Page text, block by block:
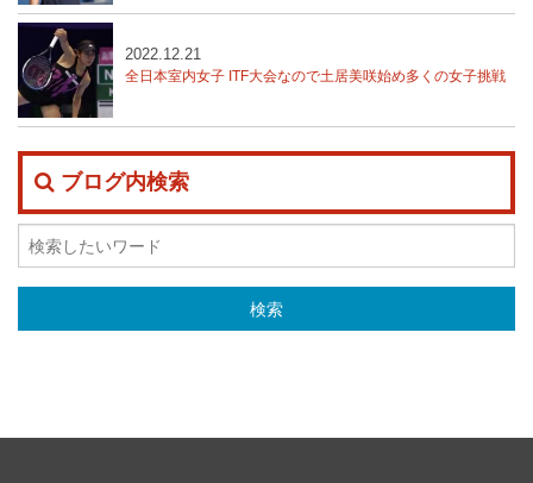
全日本室内女子 ITF大会なので土居美咲始め多くの女子挑戦
2022.12.21
ブログ内検索